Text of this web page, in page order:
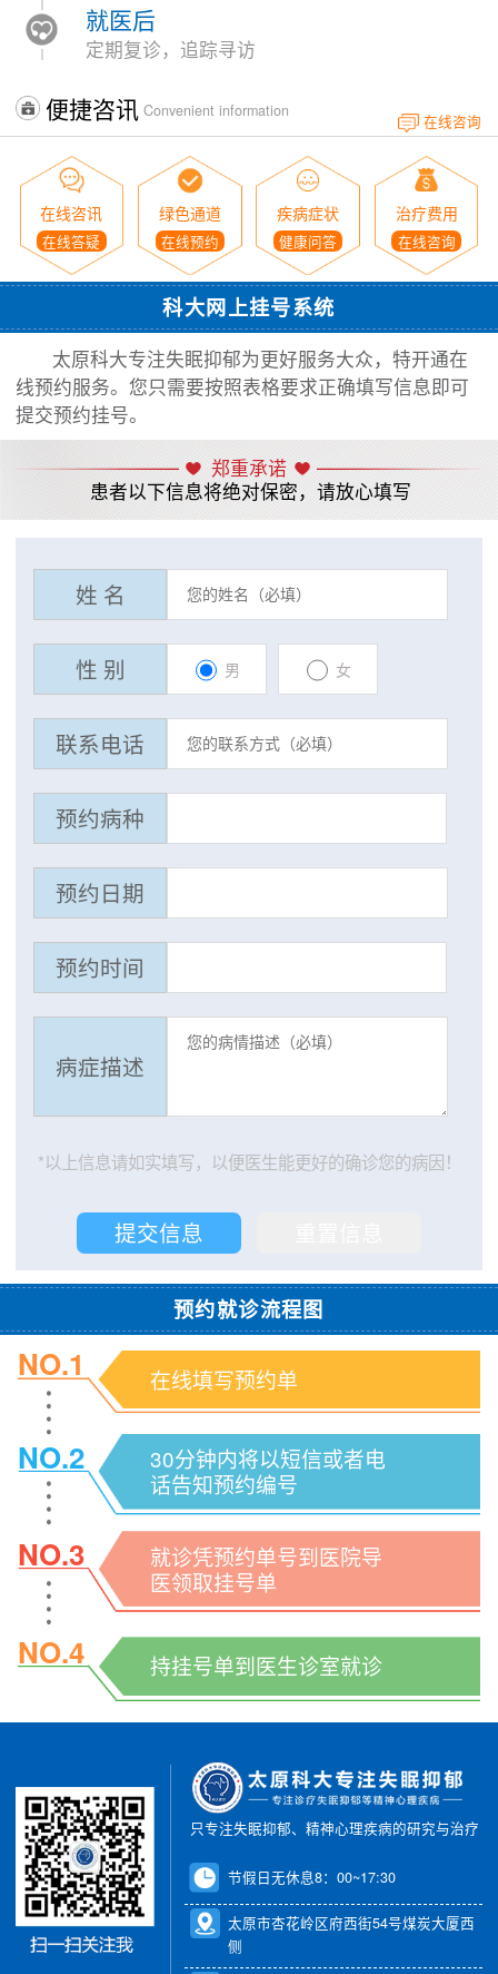
就医后
定期复诊，追踪寻访
便捷咨讯 Convenient information
在线咨询
在线咨讯
在线答疑
绿色通道
在线预约
疾病症状
健康问答
治疗费用
在线咨询
科大网上挂号系统
太原科大专注失眠抑郁为更好服务大众，特开通在
线预约服务。您只需要按照表格要求正确填写信息即可
提交预约挂号。
郑重承诺
患者以下信息将绝对保密，请放心填写
姓 名
性 别 男 女
联系电话
预约病种
预约日期
预约时间
病症描述
*以上信息请如实填写，以便医生能更好的确诊您的病因！
预约就诊流程图
NO.1 在线填写预约单
NO.2
30分钟内将以短信或者电
话告知预约编号
NO.3
就诊凭预约单号到医院导
医领取挂号单
NO.4 持挂号单到医生诊室就诊
只专注失眠抑郁、精神心理疾病的研究与治疗
节假日无休息8：00~17:30
太原市杏花岭区府西街54号煤炭大厦西
侧